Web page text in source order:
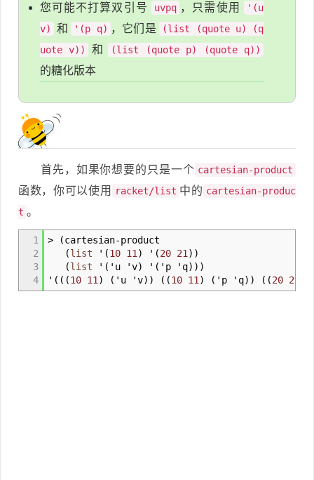
您可能不打算双引号 uvpq ，只需使用
'(u
v)
和 '(p q) ，它们是
(list (quote u) (q
uote v))
和 (list (quote p) (quote q))
的糖化版本
首先，如果你想要的只是一个 cartesian-product
函数，你可以使用 racket/list 中的 cartesian-produc
t 。
1
2
3
4
> (cartesian-product
(list ' (10 11 ) ' (20 21 ) )
(list ' ( 'u 'v) ' ( 'p 'q) ) )
' ( ( (10 11 ) ( 'u 'v) ) ( (10 11 ) ( 'p 'q) ) ( (20 21